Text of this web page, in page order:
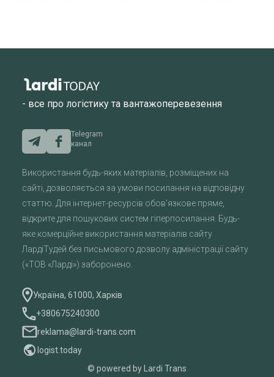
- все про логістику та вантажоперевезення
Telegram
канал
Використання будь-яких матеріалів, розміщених на
сайті, дозволяється за умови посилання на відповідну
статтю. Для інтернет-ресурсів обов'язкове пряме,
відкрите для пошукових систем гіперпосилання. Будь-
яке комерційне використання матеріалів сайту
ЛардіТудей без письмового дозволу адміністрації сайту
(«ТОВ «Ларді») заборонено.
Україна, 61000, Харків
+380675240300
reklama@lardi-trans.com
logist.today
© powered by Lardi Trans